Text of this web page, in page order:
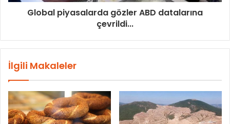
Global piyasalarda gözler ABD datalarına
çevrildi...
İlgili Makaleler